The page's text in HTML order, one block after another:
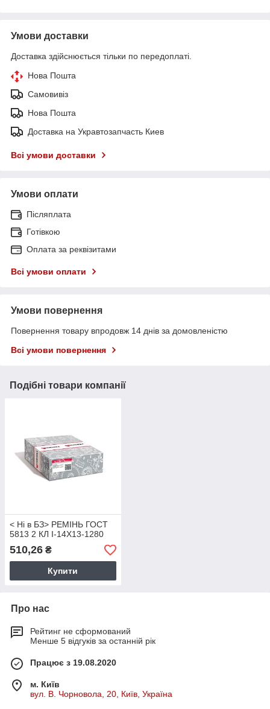
Умови доставки
Доставка здійснюється тільки по передоплаті.
Нова Пошта
Самовивіз
Нова Пошта
Доставка на Укравтозапчасть Киев
Всі умови доставки
Умови оплати
Післяплата
Готівкою
Оплата за реквізитами
Всі умови оплати
Умови повернення
Повернення товару впродовж 14 днів за домовленістю
Всі умови повернення
Подібні товари компанії
< Ні в БЗ> РЕМІНЬ ГОСТ
5813 2 КЛ I-14Х13-1280
510,26 ₴
Купити
Про нас
Рейтинг не сформований
Менше 5 відгуків за останній рік
Працює з 19.08.2020
м. Київ
вул. В. Чорновола, 20, Київ, Україна